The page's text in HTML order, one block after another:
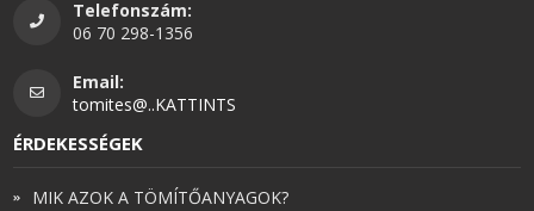
Telefonszám:
06 70 298-1356
Email:
tomites@..KATTINTS
ÉRDEKESSÉGEK
MIK AZOK A TÖMÍTŐANYAGOK?